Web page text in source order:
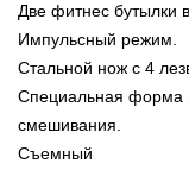
Две фитнес бутылки
Импульсный режим.
Стальной нож с 4
Специальная форма
смешивания.
Съемный